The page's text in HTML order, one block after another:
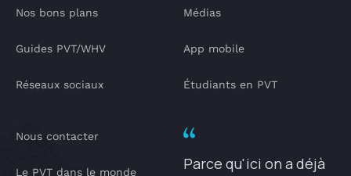
Nos bons plans
Guides PVT/WHV
Réseaux sociaux
Médias
App mobile
Étudiants en PVT
Nous contacter
Le PVT dans le monde Parce qu'ici on a déjà